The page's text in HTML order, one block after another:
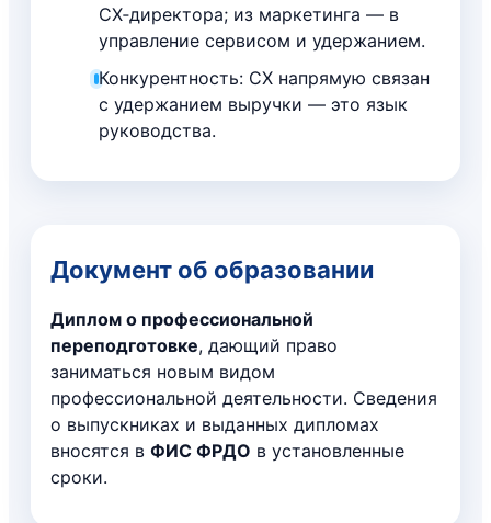
CX‑директора; из маркетинга — в
управление сервисом и удержанием.
Конкурентность: CX напрямую связан
с удержанием выручки — это язык
руководства.
Документ об образовании
Диплом о профессиональной
переподготовке, дающий право
заниматься новым видом
профессиональной деятельности. Сведения
о выпускниках и выданных дипломах
вносятся в ФИС ФРДО в установленные
сроки.